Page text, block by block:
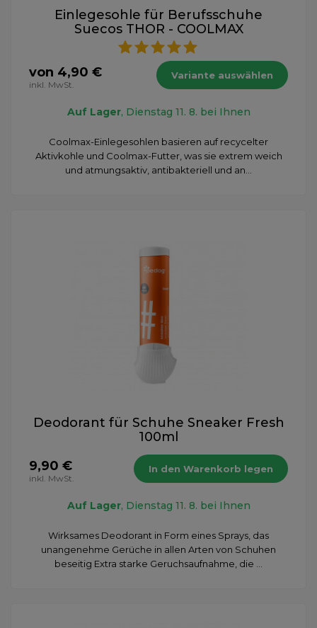
Einlegesohle für Berufsschuhe
Suecos THOR - COOLMAX
von 4,90 €
inkl. MwSt.
Variante auswählen
Auf Lager, Dienstag 11. 8. bei Ihnen
Coolmax-Einlegesohlen basieren auf recycelter
Aktivkohle und Coolmax-Futter, was sie extrem weich
und atmungsaktiv, antibakteriell und an...
Deodorant für Schuhe Sneaker Fresh
100ml
9,90 €
inkl. MwSt.
In den Warenkorb legen
Auf Lager, Dienstag 11. 8. bei Ihnen
Wirksames Deodorant in Form eines Sprays, das
unangenehme Gerüche in allen Arten von Schuhen
beseitig Extra starke Geruchsaufnahme, die ...